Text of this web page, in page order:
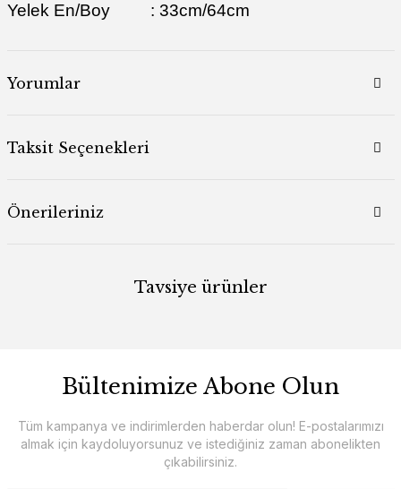
Yelek En/Boy : 33cm/64cm
Yorumlar
Taksit Seçenekleri
Önerileriniz
Tavsiye ürünler
Bültenimize Abone Olun
Tüm kampanya ve indirimlerden haberdar olun! E-postalarımızı
almak için kaydoluyorsunuz ve istediğiniz zaman abonelikten
çıkabilirsiniz.